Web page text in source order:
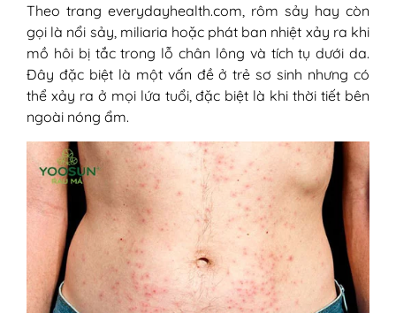
IV - Cách điều trị rôm sảy ở bụng
1. Phương pháp dân gian
2. Kem Yoosun rau má
3. Thuốc Tây y
V - Biện pháp phòng tránh nổi sảy trên
bụng
1. Tránh để cơ thể đổ nhiều mồ hôi
2. Vệ sinh tắm rửa hàng ngày
3. Mặc quần áo mỏng và thoáng mát
4. Uống đủ nước
5. Tăng cường các thực phẩm giàu
vitamin và khoáng chất
Theo trang everydayhealth.com, rôm sảy hay còn
gọi là nổi sảy, miliaria hoặc phát ban nhiệt xảy ra khi
mồ hôi bị tắc trong lỗ chân lông và tích tụ dưới da.
Đây đặc biệt là một vấn đề ở trẻ sơ sinh nhưng có
thể xảy ra ở mọi lứa tuổi, đặc biệt là khi thời tiết bên
ngoài nóng ẩm.